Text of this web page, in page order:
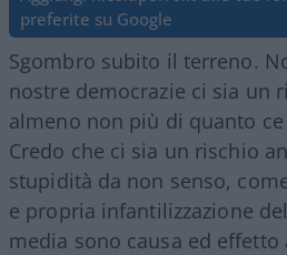
preferite su Google
Sgombro subito il terreno.
nostre democrazie ci sia un
almeno non più di quanto
Credo che ci sia un rischio
stupidità da non senso,
e propria infantilizzazione
media sono causa ed effetto